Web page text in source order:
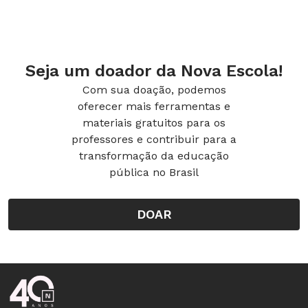
Polígonossão figuras formadas apenas por
segmentos de reta consecutivos e não
colineares. São eles: quadrados, triângulos,
pentágonos, etc.
são os pontos em que duas faces se
são as pontas em que três ou mais
Uma dica para finalizar essa etapa da atividade
é organizar uma roda de conversa com os
Seja um doador da Nova Escola!
Com sua doação, podemos
oferecer mais ferramentas e
materiais gratuitos para os
professores e contribuir para a
transformação da educação
pública no Brasil
DOAR
Rodapé da Nova Escola